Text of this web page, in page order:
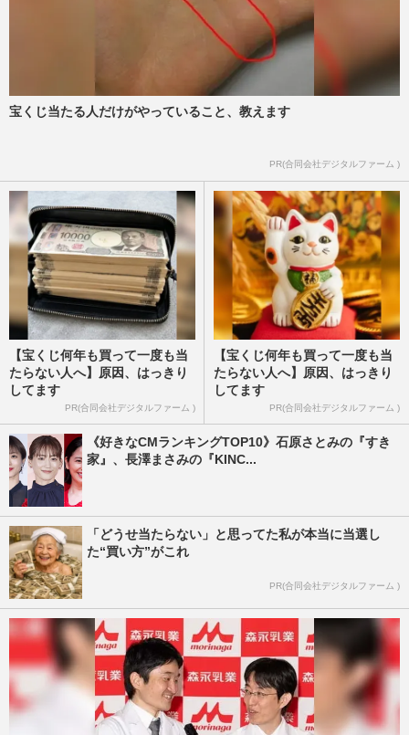
宝くじ当たる人だけがやっていること、教えます
PR(合同会社デジタルファーム )
【宝くじ何年も買って一度も当
たらない人へ】原因、はっきり
してます
PR(合同会社デジタルファーム )
【宝くじ何年も買って一度も当
たらない人へ】原因、はっきり
してます
PR(合同会社デジタルファーム )
《好きなCMランキングTOP10》石原さとみの『すき
家』、長澤まさみの『KINC...
「どうせ当たらない」と思ってた私が本当に当選し
た“買い方”がこれ
PR(合同会社デジタルファーム )